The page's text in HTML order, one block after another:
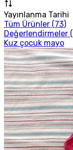
Yayınlanma Tarihi
Tüm Ürünler (73)
Değerlendirmeler (
Kuz çocuk mayo